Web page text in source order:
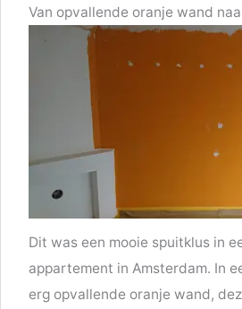
Van opvallende oranje wand
Dit was een mooie spuitklus in
appartement in Amsterdam. In
erg opvallende oranje wand,